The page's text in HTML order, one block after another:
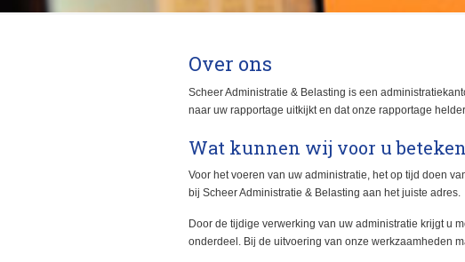
Over ons
Scheer Administratie & Belasting is een
naar uw rapportage uitkijkt en dat onze rapportage
Wat kunnen wij voor u
Voor het voeren van uw administratie, het op tijd doen
bij Scheer Administratie & Belasting aan het juiste adres.
Door de tijdige verwerking van uw administratie krijgt u
onderdeel. Bij de uitvoering van onze werkzaamheden